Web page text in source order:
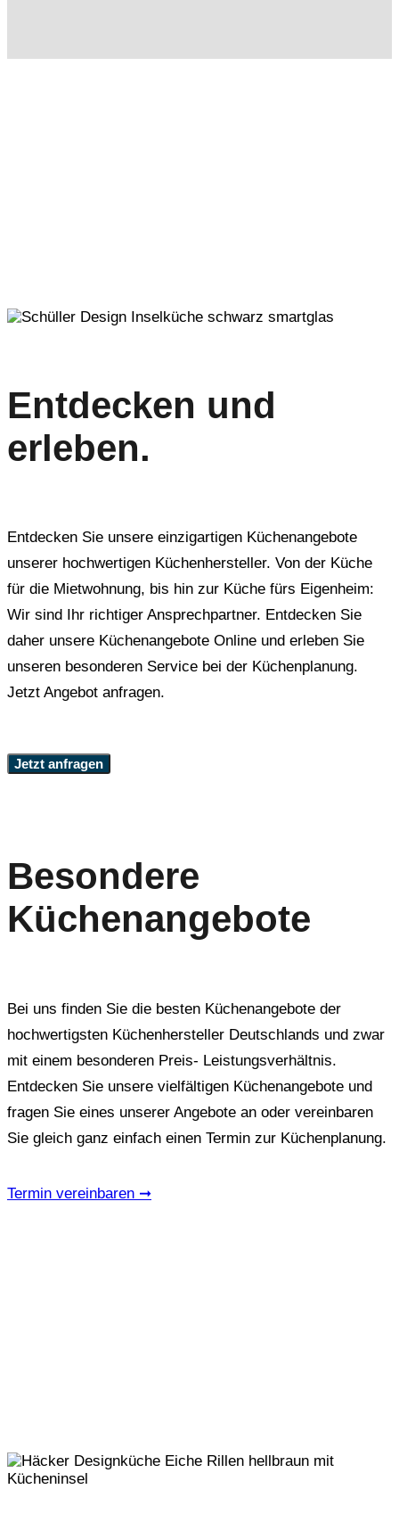
Entdecken und
erleben.
Entdecken Sie unsere einzigartigen Küchenangebote
unserer hochwertigen Küchenhersteller. Von der Küche
für die Mietwohnung, bis hin zur Küche fürs Eigenheim:
Wir sind Ihr richtiger Ansprechpartner. Entdecken Sie
daher unsere Küchenangebote Online und erleben Sie
unseren besonderen Service bei der Küchenplanung.
Jetzt Angebot anfragen.
Jetzt anfragen
Besondere
Küchenangebote
Bei uns finden Sie die besten Küchenangebote der
hochwertigsten Küchenhersteller Deutschlands und zwar
mit einem besonderen Preis- Leistungsverhältnis.
Entdecken Sie unsere vielfältigen Küchenangebote und
fragen Sie eines unserer Angebote an oder vereinbaren
Sie gleich ganz einfach einen Termin zur Küchenplanung.
Termin vereinbaren ➞